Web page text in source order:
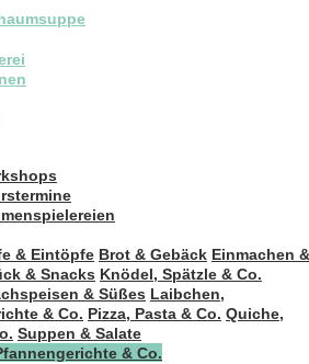
& Eintöpfe Brot & Gebäck Einmachen &
& Snacks Knödel, Spätzle & Co.
& Süßes Laibchen,
& Co. Pizza, Pasta & Co. Quiche,
Suppen & Salate
& Co.